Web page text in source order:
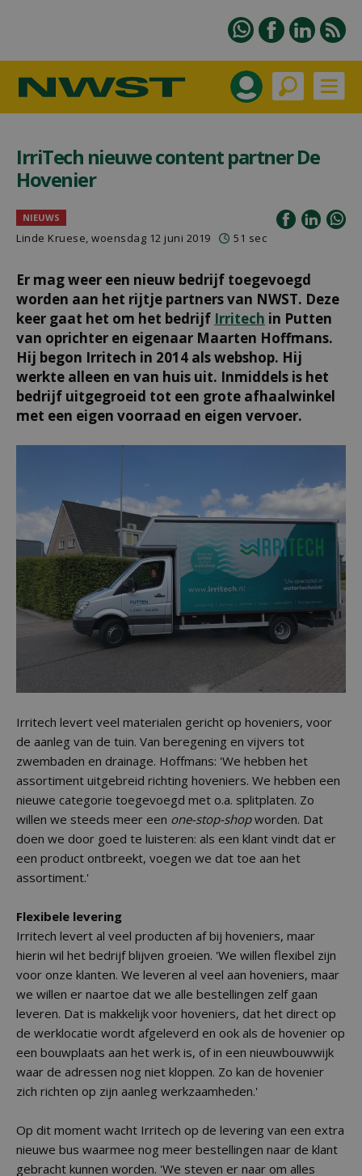
IrriTech nieuwe content partner De
Hovenier
NIEUWS
Linde Kruese, woensdag 12 juni 2019 51 sec
Er mag weer een nieuw bedrijf toegevoegd
worden aan het rijtje partners van NWST. Deze
keer gaat het om het bedrijf Irritech in Putten
van oprichter en eigenaar Maarten Hoffmans.
Hij begon Irritech in 2014 als webshop. Hij
werkte alleen en van huis uit. Inmiddels is het
bedrijf uitgegroeid tot een grote afhaalwinkel
met een eigen voorraad en eigen vervoer.
Irritech levert veel materialen gericht op hoveniers, voor
de aanleg van de tuin. Van beregening en vijvers tot
zwembaden en drainage. Hoffmans: 'We hebben het
assortiment uitgebreid richting hoveniers. We hebben een
nieuwe categorie toegevoegd met o.a. splitplaten. Zo
willen we steeds meer een one-stop-shopworden. Dat
doen we door goed te luisteren: als een klant vindt dat er
een product ontbreekt, voegen we dat toe aan het
assortiment.'
Flexibele levering
Irritech levert al veel producten af bij hoveniers, maar
hierin wil het bedrijf blijven groeien. 'We willen flexibel zijn
voor onze klanten. We leveren al veel aan hoveniers, maar
we willen er naartoe dat we alle bestellingen zelf gaan
leveren. Dat is makkelijk voor hoveniers, dat het direct op
de werklocatie wordt afgeleverd en ook als de hovenier op
een bouwplaats aan het werk is, of in een nieuwbouwwijk
waar de adressen nog niet kloppen. Zo kan de hovenier
zich richten op zijn aanleg werkzaamheden.'
Op dit moment wacht Irritech op de levering van een extra
nieuwe bus waarmee nog meer bestellingen naar de klant
gebracht kunnen worden. 'We steven er naar om alles